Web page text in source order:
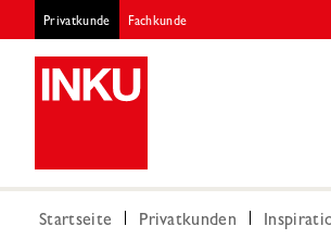
Privatkunde Fachkunde
Startseite Privatkunden